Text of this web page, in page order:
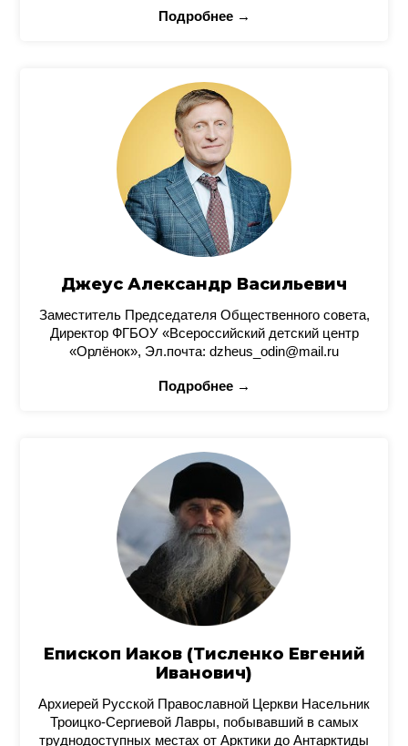
Подробнее →
Джеус Александр Васильевич
Заместитель Председателя Общественного совета,
Директор ФГБОУ «Всероссийский детский центр
«Орлёнок», Эл.почта: dzheus_odin@mail.ru
Подробнее →
Епископ Иаков (Тисленко Евгений
Иванович)
Архиерей Русской Православной Церкви Насельник
Троицко-Сергиевой Лавры, побывавший в самых
труднодоступных местах от Арктики до Антарктиды